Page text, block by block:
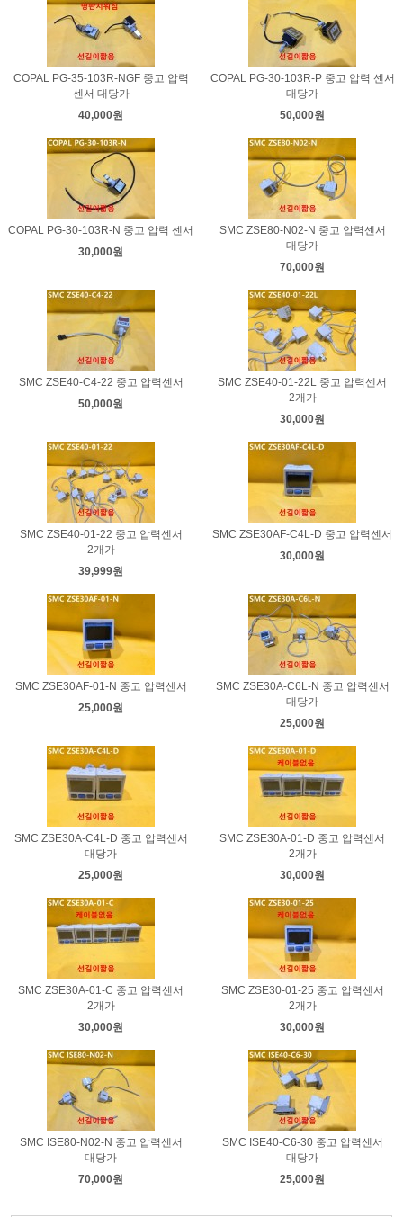
COPAL PG-35-103R-NGF 중고 압력
센서 대당가
40,000원
COPAL PG-30-103R-P 중고 압력 센서
대당가
50,000원
COPAL PG-30-103R-N 중고 압력 센서
30,000원
SMC ZSE80-N02-N 중고 압력센서
대당가
70,000원
SMC ZSE40-C4-22 중고 압력센서
50,000원
SMC ZSE40-01-22L 중고 압력센서
2개가
30,000원
SMC ZSE40-01-22 중고 압력센서
2개가
39,999원
SMC ZSE30AF-C4L-D 중고 압력센서
30,000원
SMC ZSE30AF-01-N 중고 압력센서
25,000원
SMC ZSE30A-C6L-N 중고 압력센서
대당가
25,000원
SMC ZSE30A-C4L-D 중고 압력센서
대당가
25,000원
SMC ZSE30A-01-D 중고 압력센서
2개가
30,000원
SMC ZSE30A-01-C 중고 압력센서
2개가
30,000원
SMC ZSE30-01-25 중고 압력센서
2개가
30,000원
SMC ISE80-N02-N 중고 압력센서
대당가
70,000원
SMC ISE40-C6-30 중고 압력센서
대당가
25,000원